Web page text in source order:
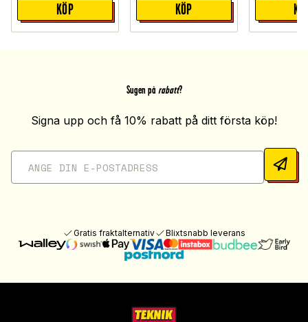
KÖP KÖP
Sugen på rabatt?
Signa upp och få 10% rabatt på ditt första köp!
Gratis fraktalternativ Blixtsnabb leverans